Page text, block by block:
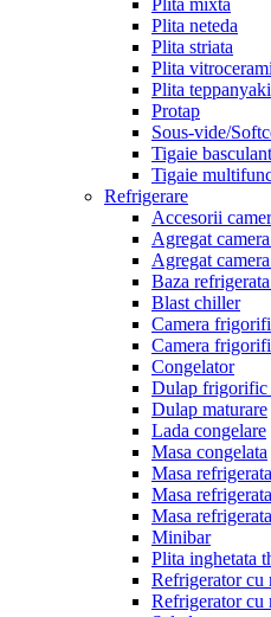
Plita neteda
Plita striata
Plita
Plita teppanyaki
Protap
Sous-vide/
Tigaie
Tigaie
Refrigerare
Accesorii
Agregat
Agregat
Baza
Blast chiller
Camera
Camera
Congelator
Dulap frigorific
Dulap maturare
Lada congelare
Masa congelata
Masa refrigerata
Masa
Masa
Minibar
Plita inghetata
Refrigerator cu
Refrigerator cu